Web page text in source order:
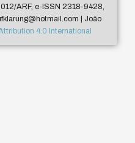
ARF, e-ISSN 2318-9428,
| João
4.0 International